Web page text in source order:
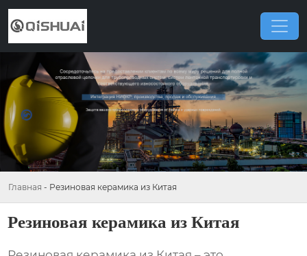
Главная - Резиновая керамика из Китая
Резиновая керамика из Китая